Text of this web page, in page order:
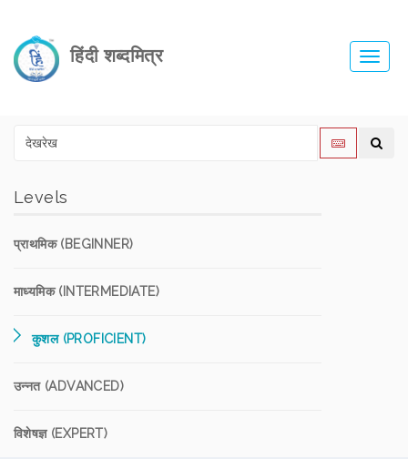
हिंदी शब्दमित्र
Levels
प्राथमिक (BEGINNER)
माध्यमिक (INTERMEDIATE)
कुशल (PROFICIENT)
उन्नत (ADVANCED)
विशेषज्ञ (EXPERT)